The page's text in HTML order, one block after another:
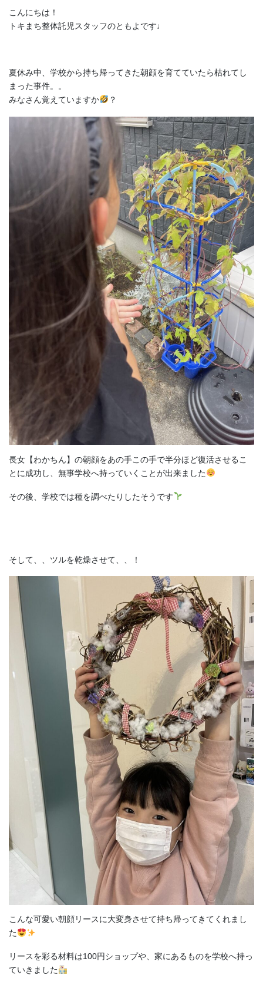
こんにちは！
トキまち整体託児スタッフのともよです♩
夏休み中、学校から持ち帰ってきた朝顔を育てていたら枯れてし
まった事件。。
みなさん覚えていますか
？
長女【わかちん】の朝顔をあの手この手で半分ほど復活させるこ
とに成功し、無事学校へ持っていくことが出来ました
その後、学校では種を調べたりしたそうです
そして、、ツルを乾燥させて、、！
こんな可愛い朝顔リースに大変身させて持ち帰ってきてくれまし
た
リースを彩る材料は100円ショップや、家にあるものを学校へ持っ
ていきました